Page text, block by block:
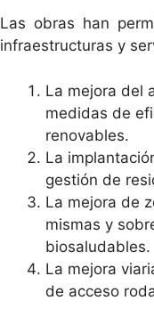
Las obras han
infraestructuras y
La mejora del
medidas de
renovables.
La
gestión de
La mejora de
mismas y
biosaludables.
La mejora
de acceso